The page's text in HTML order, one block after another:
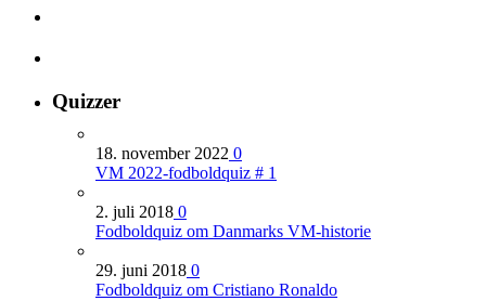
Quizzer
18. november 2022 0
VM 2022-fodboldquiz # 1
2. juli 2018 0
Fodboldquiz om Danmarks VM-historie
29. juni 2018 0
Fodboldquiz om Cristiano Ronaldo